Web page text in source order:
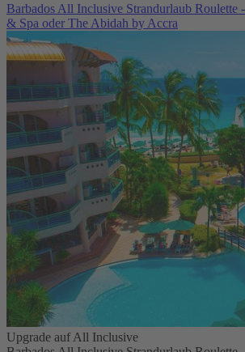
Barbados All Inclusive Strandurlaub Roulette
& Spa oder The Abidah by Accra
Upgrade auf All Inclusive